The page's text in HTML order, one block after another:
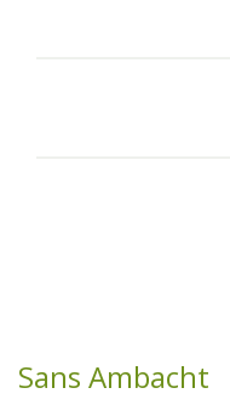
Sans Ambacht